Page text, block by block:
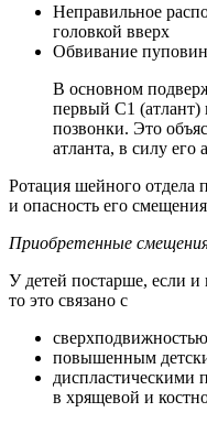
Неправильное
головкой вверх
Обвивание
В основном
первый С1
позвонки. Это
атланта, в силу его
Ротация шейного отдела
и опасность его
Приобретенные
У детей постарше, если
то это связано с
повышенным
диспластическими
в хрящевой и